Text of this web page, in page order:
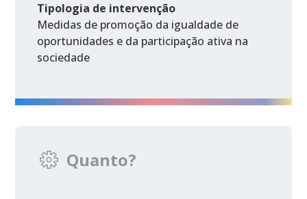
Tipologia de intervenção
Medidas de promoção da igualdade de
oportunidades e da participação ativa na
sociedade
Quanto?